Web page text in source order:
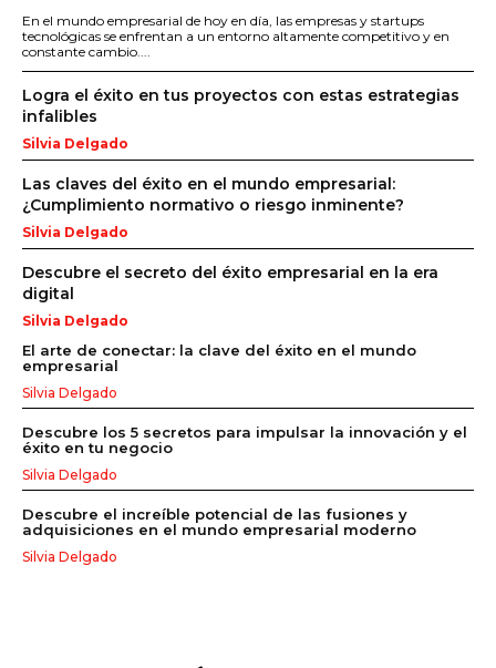
En el mundo empresarial de hoy en día, las empresas y startups
tecnológicas se enfrentan a un entorno altamente competitivo y en
constante cambio....
Logra el éxito en tus proyectos con estas estrategias
infalibles
Silvia Delgado
Las claves del éxito en el mundo empresarial:
¿Cumplimiento normativo o riesgo inminente?
Silvia Delgado
Descubre el secreto del éxito empresarial en la era
digital
Silvia Delgado
El arte de conectar: la clave del éxito en el mundo
empresarial
Silvia Delgado
Descubre los 5 secretos para impulsar la innovación y el
éxito en tu negocio
Silvia Delgado
Descubre el increíble potencial de las fusiones y
adquisiciones en el mundo empresarial moderno
Silvia Delgado